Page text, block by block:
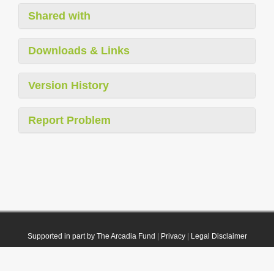
Shared with
Downloads & Links
Version History
Report Problem
Supported in part by The Arcadia Fund Privacy| Legal Disclaimer